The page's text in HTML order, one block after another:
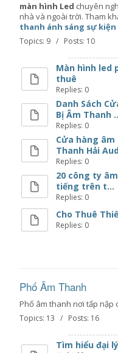
màn hình Led chuyên
nhà và ngoài trời. Tham
thanh ánh sáng sự kiện
Topics: 9 / Posts: 10
Màn hình led
thuê
Replies: 0
Danh Sách
Bị Âm Thanh
Replies: 0
Cửa hàng
Thanh Hải
Replies: 0
20 công ty
tiếng trên t...
Replies: 0
Cho Thuê
Replies: 0
Phố Âm Thanh
Phố âm thanh nơi tấp nập
Topics: 13 / Posts: 16
Tìm hiểu đại